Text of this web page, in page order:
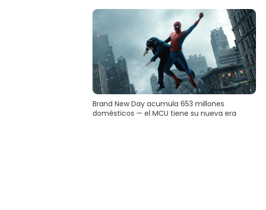
Brand New Day acumula 653 millones
domésticos — el MCU tiene su nueva era